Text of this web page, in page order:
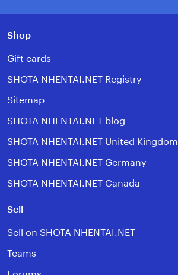
Shop
Gift cards
SHOTA NHENTAI.NET Registry
Sitemap
SHOTA NHENTAI.NET blog
SHOTA NHENTAI.NET United Kingdom
SHOTA NHENTAI.NET Germany
SHOTA NHENTAI.NET Canada
Sell
Sell on SHOTA NHENTAI.NET
Teams